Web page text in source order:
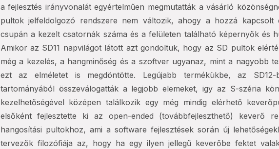
a fejlesztés irányvonalát egyértelműen megmutatták a vásárló
pultok jelfeldolgozó rendszere nem változik, ahogy a hozzá kapcsolt
csupán a kezelt csatornák száma és a felületen található képernyők és
Amikor az SD11 napvilágot látott azt gondoltuk, hogy az SD pultok
még a kezelés, a hangminőség és a szoftver ugyanaz, mint a nagyobb
ezt az elméletet is megdöntötte. Legújabb termékükbe, az
tartományából összeválogatták a legjobb elemeket, igy az S-széria
kezelhetőségével középen találkozik egy még mindig elérhető
elsőként fejlesztette ki az open-ended (továbbfejleszthető) keverő
hangosítási pultokhoz, ami a software fejlesztések során új
tervezők filozófiája az, hogy ha egy ilyen jellegű keverőbe fektet